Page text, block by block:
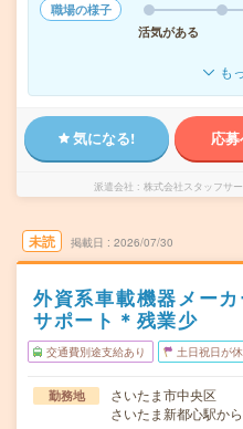
職場の様子
活気がある
も
気になる! 応
派遣会社 株式会社スタッフサ
未読 掲載日 2026/07/30
外資系車載機器メー
サポート＊残業少
交通費別途支給あり 土日祝日が
勤務地
さいたま市中央区
さいたま新都心駅か